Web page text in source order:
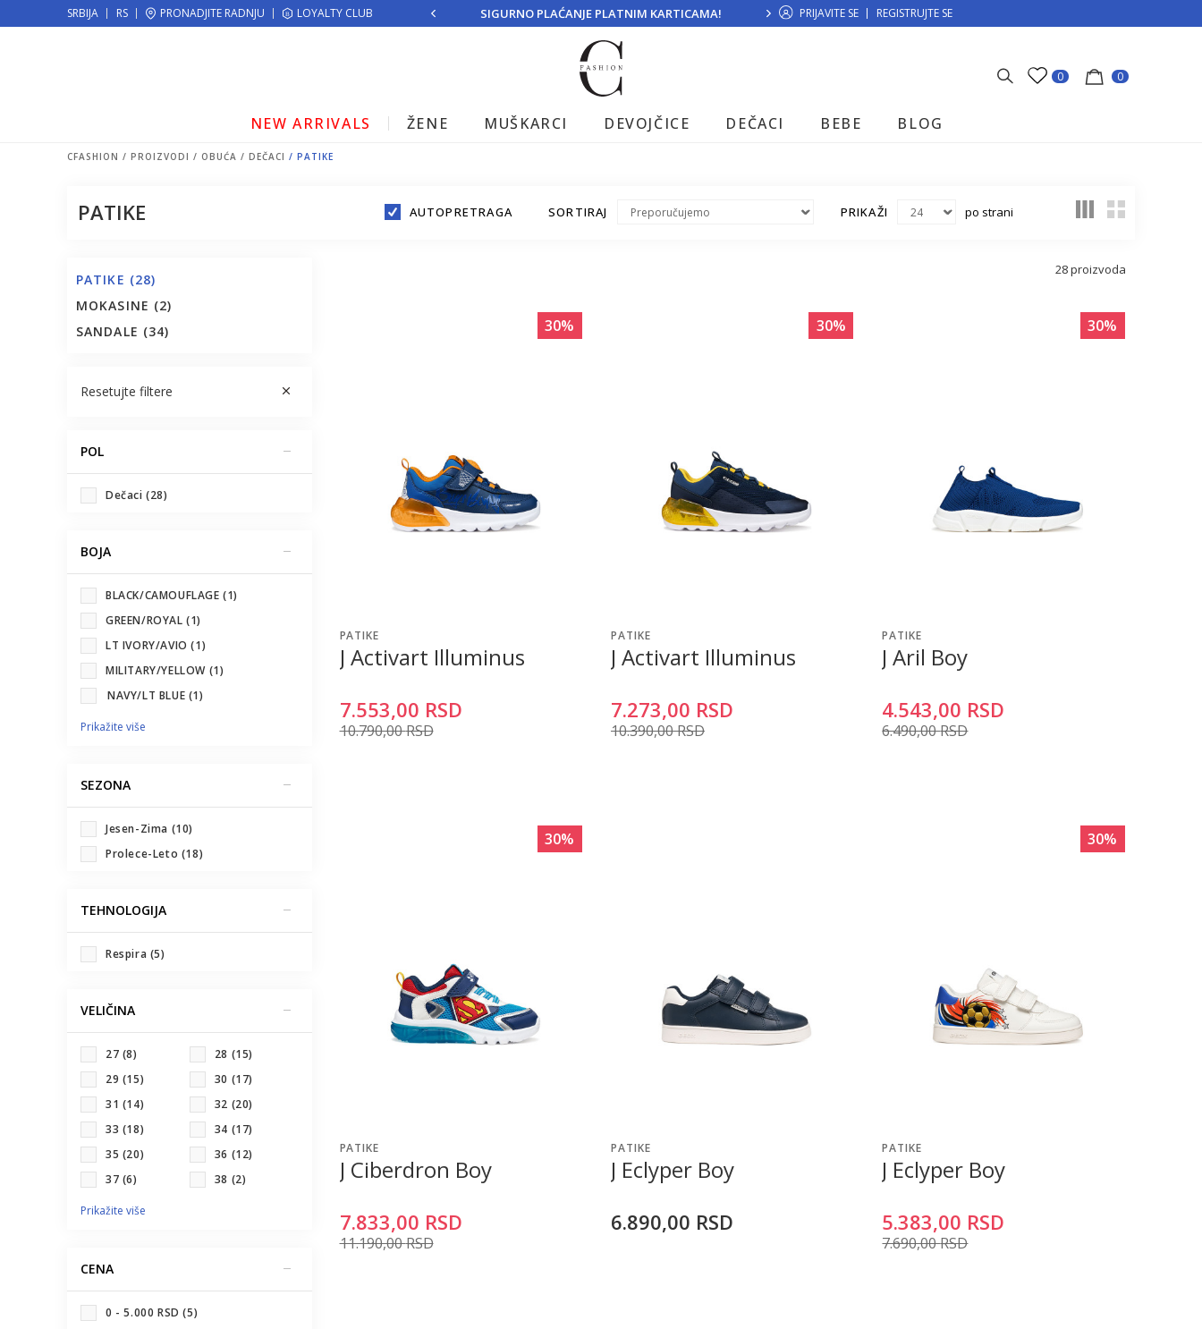
SRBIJA RS PRONADJITE RADNJU LOYALTY CLUB
MOGUĆNOST ISPORUKE ZA 24H! SIGURNO PLAĆANJE PLATNIM KARTICAMA! MOGUĆNOST BESPLATNE ISPORUKE!
PRIJAVITE SE REGISTRUJTE SE
0 0
NEW ARRIVALS ŽENE MUŠKARCI DEVOJČICE DEČACI BEBE BLOG
CFASHION PROIZVODI OBUĆA DEČACI PATIKE
PATIKE AUTOPRETRAGA SORTIRAJ PRIKAŽI po strani
PATIKE (28)
MOKASINE (2)
SANDALE (34)
Resetujte filtere
POL
Dečaci (28)
BOJA
BLACK/CAMOUFLAGE (1)
GREEN/ROYAL (1)
LT IVORY/AVIO (1)
MILITARY/YELLOW (1)
NAVY/LT BLUE (1)
Prikažite više
SEZONA
Jesen-Zima (10)
Prolece-Leto (18)
TEHNOLOGIJA
Respira (5)
VELIČINA
27 (8) 28 (15)
29 (15) 30 (17)
31 (14) 32 (20)
33 (18) 34 (17)
35 (20) 36 (12)
37 (6) 38 (2)
Prikažite više
CENA
0 - 5.000 RSD (5)
28proizvoda
30%
PATIKE
J Activart Illuminus
7.553,00 RSD
10.790,00RSD
30%
PATIKE
J Activart Illuminus
7.273,00 RSD
10.390,00RSD
30%
PATIKE
J Aril Boy
4.543,00 RSD
6.490,00RSD
30%
PATIKE
J Ciberdron Boy
7.833,00 RSD
11.190,00RSD
PATIKE
J Eclyper Boy
6.890,00 RSD
30%
PATIKE
J Eclyper Boy
5.383,00 RSD
7.690,00RSD